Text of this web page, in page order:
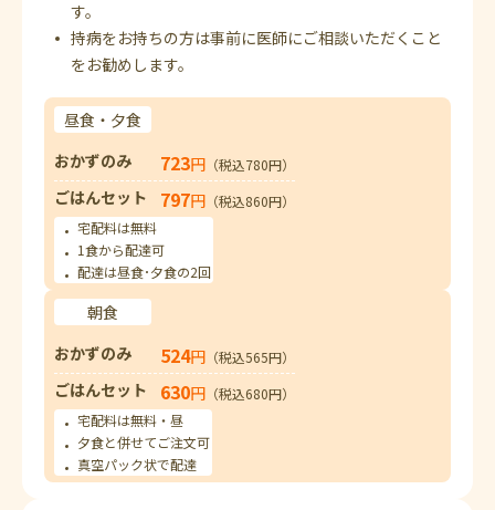
す。
持病をお持ちの方は事前に医師にご相談いただくこと
をお勧めします。
昼食・夕食
おかずのみ
723円 （税込780円）
ごはんセット 797円 （税込860円）
宅配料は無料
1食から配達可
配達は昼食･夕食の2回
朝食
おかずのみ
524円 （税込565円）
ごはんセット 630円 （税込680円）
宅配料は無料・昼
夕食と併せてご注文可
真空パック状で配達